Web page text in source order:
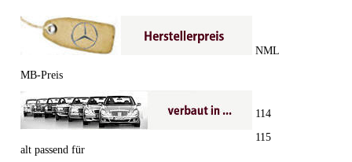
MB-Preis
NML
alt passend für
114
115